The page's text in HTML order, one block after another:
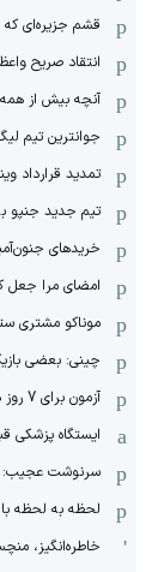
قشم جزیره‌ای
انتقاد صریح
آنچه بیش از همه
جوانترین تیم
تمدید قرارداد
تیم جدید جنپو
خریدهای
امضای مرا جعل
موناکو مشتری
چینی: بعضی
آزمون برای 7 روز دیگر برنامه دارد! (عکس)
ایستگاه پزشکی
سرنوشت عجیب:
لحظه به لحظه با
خاطره‌انگیز،